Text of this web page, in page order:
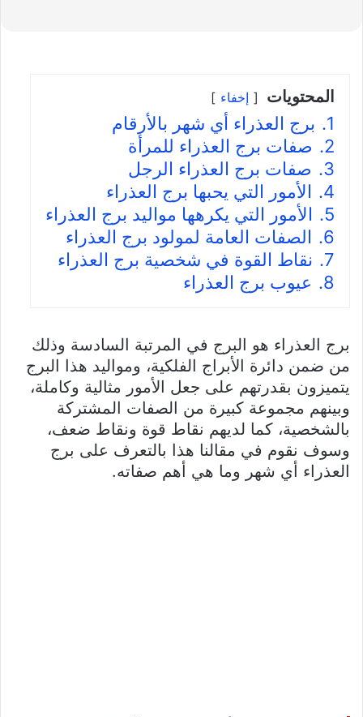
المحتويات إخفاء
1.
برج العذراء أي شهر بالأرقام
2.
صفات برج العذراء للمرأة
3.
صفات برج العذراء الرجل
4.
الأمور التي يحبها برج العذراء
5.
الأمور التي يكرهها مواليد برج العذراء
6.
الصفات العامة لمولود برج العذراء
7.
نقاط القوة في شخصية برج العذراء
8.
عيوب برج العذراء
برج العذراء هو البرج في المرتبة السادسة وذلك
من ضمن دائرة الأبراج الفلكية، ومواليد هذا البرج
يتميزون بقدرتهم على جعل الأمور مثالية وكاملة،
وبينهم مجموعة كبيرة من الصفات المشتركة
بالشخصية، كما لديهم نقاط قوة ونقاط ضعف،
وسوف نقوم في مقالنا هذا بالتعرف على برج
العذراء أي شهر وما هي أهم صفاته.